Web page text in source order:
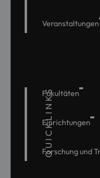
Veranstaltungen
QUICKLINKS
Fakultäten
Einrichtungen
Forschung und